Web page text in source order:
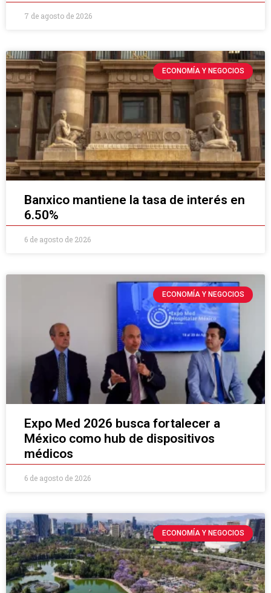
7 de agosto de 2026
ECONOMÍA Y NEGOCIOS
Banxico mantiene la tasa de interés en
6.50%
6 de agosto de 2026
ECONOMÍA Y NEGOCIOS
Expo Med 2026 busca fortalecer a
México como hub de dispositivos
médicos
6 de agosto de 2026
ECONOMÍA Y NEGOCIOS